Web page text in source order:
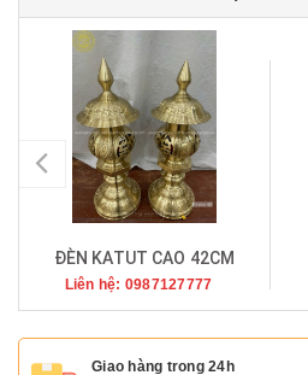
ĐÈN KATUT CAO 42CM
Liên hệ: 0987127777
Giao hàng trong 24h